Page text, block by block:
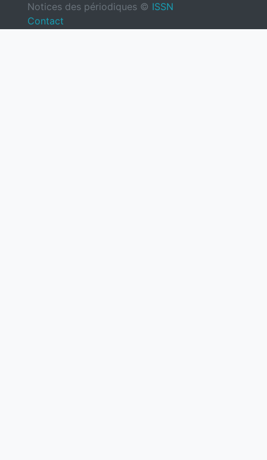
Notices des périodiques © ISSN
Contact